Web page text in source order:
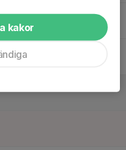
kakor